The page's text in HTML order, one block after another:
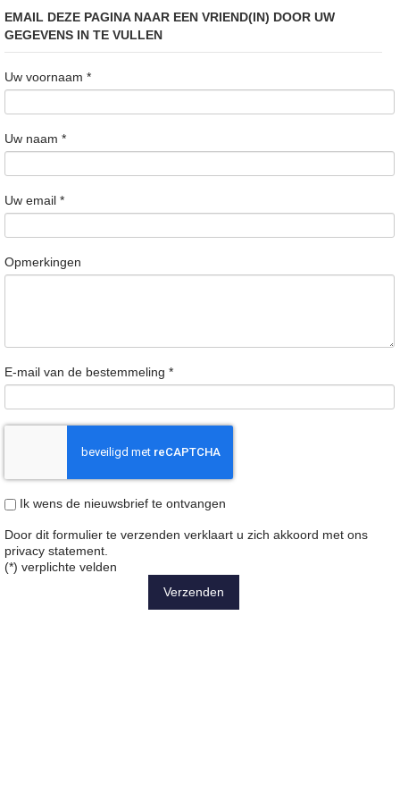
EMAIL DEZE PAGINA NAAR EEN VRIEND(IN) DOOR UW
GEGEVENS IN TE VULLEN
Uw voornaam *
Uw naam *
Uw email *
Opmerkingen
E-mail van de bestemmeling *
Ik wens de nieuwsbrief te ontvangen
Door dit formulier te verzenden verklaart u zich akkoord met ons
privacy statement
(*) verplichte velden
Verzenden